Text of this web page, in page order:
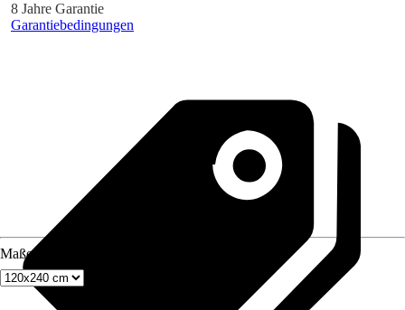
8 Jahre Garantie
Garantiebedingungen
Maße (BxH)